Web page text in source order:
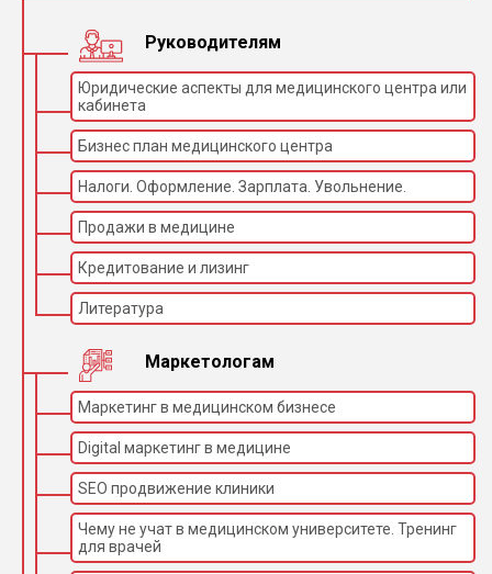
Руководителям
Юридические аспекты для медицинского центра или
кабинета
Бизнес план медицинского центра
Налоги. Оформление. Зарплата. Увольнение.
Продажи в медицине
Кредитование и лизинг
Литература
Маркетологам
Маркетинг в медицинском бизнесе
Digital маркетинг в медицине
SEO продвижение клиники
Чему не учат в медицинском университете. Тренинг
для врачей